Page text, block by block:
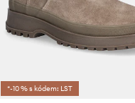
*-10 % s kódem: LST